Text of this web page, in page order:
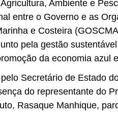
Ambiente e
entre o Governo e as
e Costeira
pela gestão
da economia azul
Secretário de Estado
do representante do
Rasaque Manhique,